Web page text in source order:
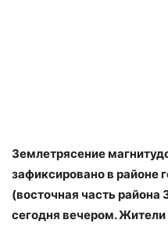
Землетрясение
зафиксировано в районе
(восточная часть
сегодня вечером.